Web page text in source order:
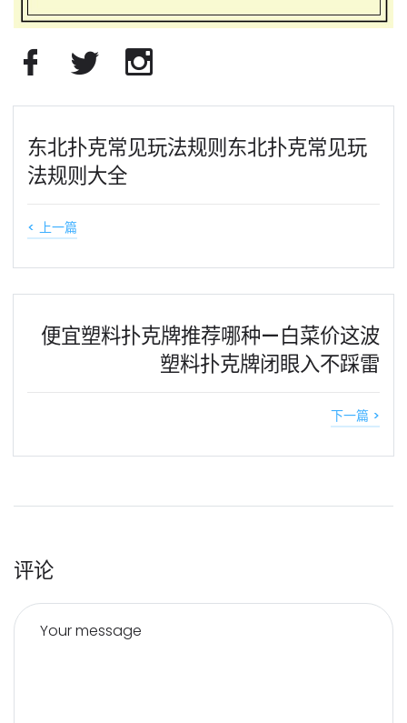
东北扑克常见玩法规则东北扑克常见玩
法规则大全
< 上一篇
便宜塑料扑克牌推荐哪种—白菜价这波
塑料扑克牌闭眼入不踩雷
下一篇 >
评论
Your message